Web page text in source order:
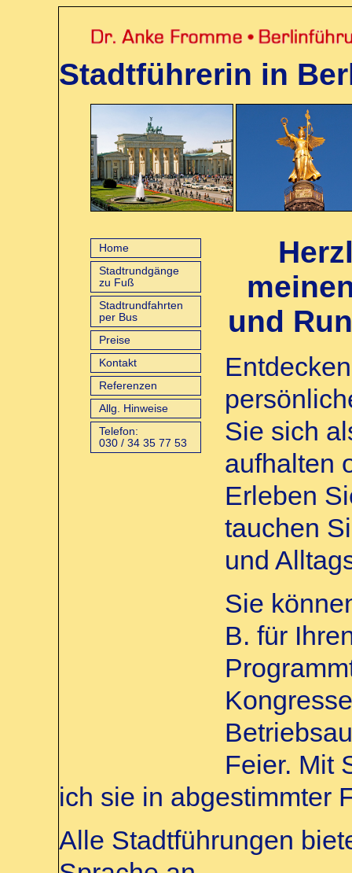
Stadtführerin in
Home
Stadtrundgänge
zu Fuß
Stadtrundfahrten
per Bus
Preise
Kontakt
Referenzen
Allg. Hinweise
Telefon:
030 / 34 35 77 53
und
Sie sich
aufhalten
Erleben
tauchen
und
Sie
B. für
Feier. Mit
ich sie in abgestimmter
Alle Stadtführungen